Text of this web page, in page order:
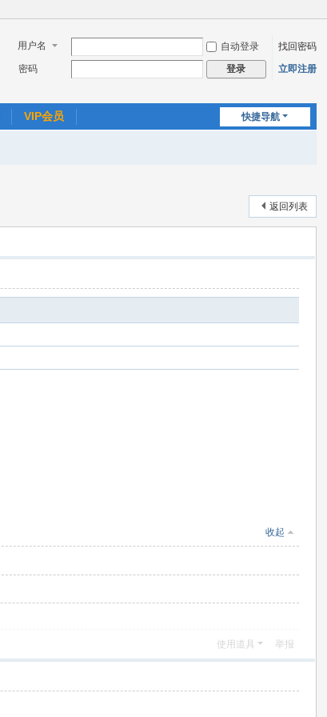
用户名 自动登录
找回密码
密码
登录 立即注册
快捷导航
VIP会员
返回列表
收起
使用道具 举报